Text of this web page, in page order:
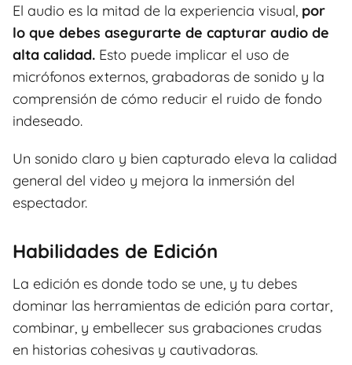
El audio es la mitad de la experiencia visual, por
lo que debes asegurarte de capturar audio de
alta calidad. Esto puede implicar el uso de
micrófonos externos, grabadoras de sonido y la
comprensión de cómo reducir el ruido de fondo
indeseado.
Un sonido claro y bien capturado eleva la calidad
general del video y mejora la inmersión del
espectador.
Habilidades de Edición
La edición es donde todo se une, y tu debes
dominar las herramientas de edición para cortar,
combinar, y embellecer sus grabaciones crudas
en historias cohesivas y cautivadoras.